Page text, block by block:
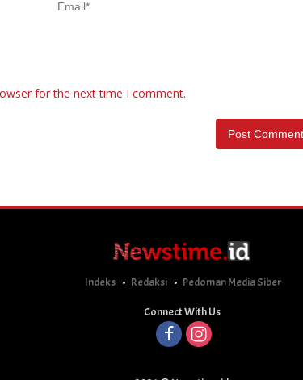
for the next time I comment.
Indeks Redaksi Pedoman Media Siber
Connect With Us